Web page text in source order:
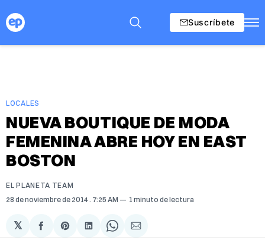
Suscríbete
LOCALES
NUEVA BOUTIQUE DE MODA
FEMENINA ABRE HOY EN EAST
BOSTON
EL PLANETA TEAM
28 de noviembre de 2014 . 7:25 AM 1 minuto de lectura
𝕏
Compartir
en
Share
on
Compartir
en
Share
on
Compartir
via